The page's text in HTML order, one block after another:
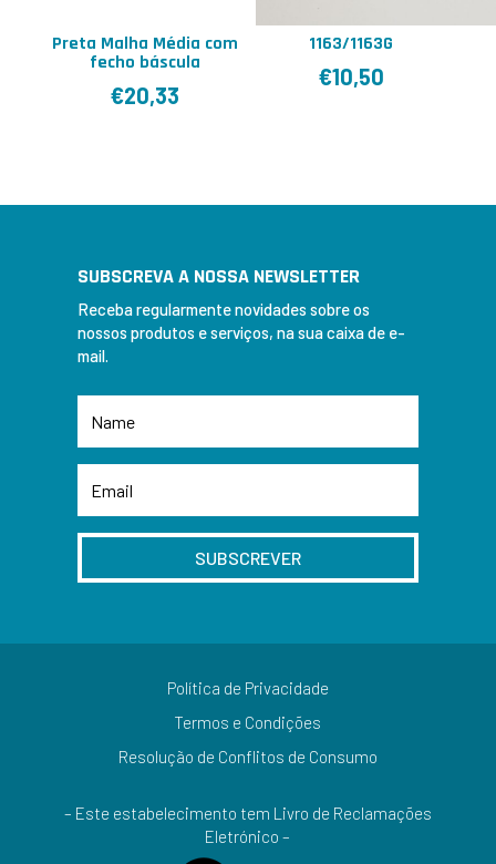
Preta Malha Média com
fecho báscula
€20,33
1163/1163G
€10,50
SUBSCREVA A NOSSA NEWSLETTER
Receba regularmente novidades sobre os
nossos produtos e serviços, na sua caixa de e-
mail.
SUBSCREVER
Política de Privacidade
Termos e Condições
Resolução de Conflitos de Consumo
– Este estabelecimento tem Livro de Reclamações
Eletrónico –